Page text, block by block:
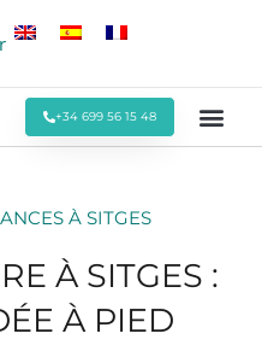
+34 699 56 15 48
À SITGES
À SITGES :
À PIED